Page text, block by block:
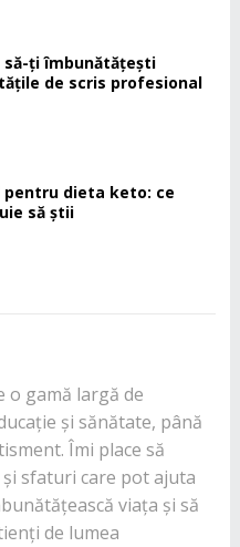
să-ți îmbunătățești
de scris profesional
pentru dieta keto: ce
să știi
o gamă largă de
și sănătate, până
Îmi place să
sfaturi care pot ajuta
viața și să
de lumea